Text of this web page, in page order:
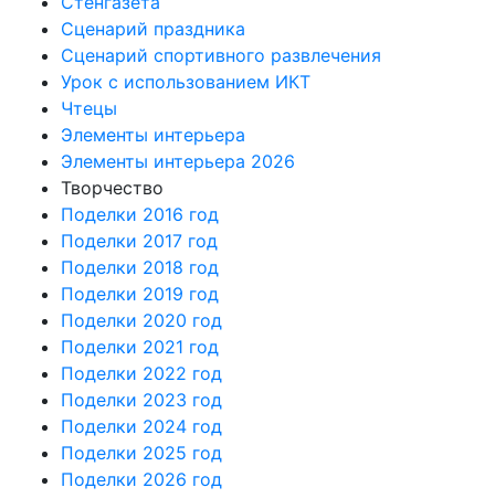
Сценарий праздника
Сценарий спортивного развлечения
Урок с использованием ИКТ
Чтецы
Элементы интерьера
Элементы интерьера 2026
Творчество
Поделки 2016 год
Поделки 2017 год
Поделки 2018 год
Поделки 2019 год
Поделки 2020 год
Поделки 2021 год
Поделки 2022 год
Поделки 2023 год
Поделки 2024 год
Поделки 2025 год
Поделки 2026 год